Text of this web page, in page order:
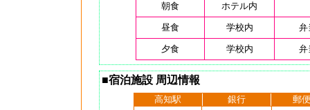
朝食
ホテル内
昼食 学校内 弁
夕食 学校内 弁
■宿泊施設 周辺情報
高知駅 銀行
郵